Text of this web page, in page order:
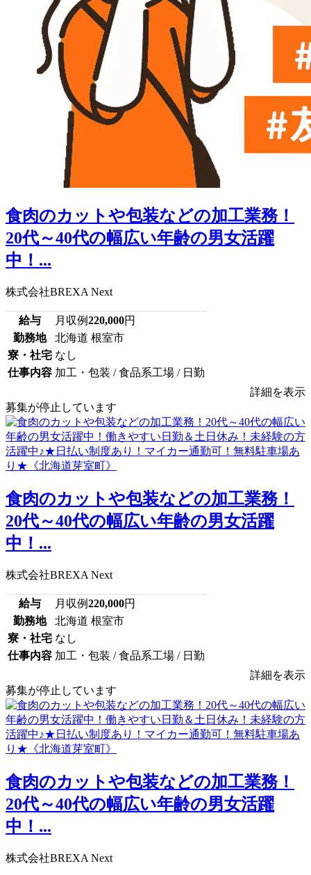
食肉のカットや包装などの加工業務！
20代～40代の幅広い年齢の男女活躍
中！...
株式会社BREXA Next
給与 月収例220,000円
勤務地
北海道 根室市
寮・社宅 なし
仕事内容 加工・包装 / 食品系工場 / 日勤
詳細を表示
募集が停止しています
食肉のカットや包装などの加工業務！
20代～40代の幅広い年齢の男女活躍
中！...
株式会社BREXA Next
給与 月収例220,000円
勤務地
北海道 根室市
寮・社宅 なし
仕事内容 加工・包装 / 食品系工場 / 日勤
詳細を表示
募集が停止しています
食肉のカットや包装などの加工業務！
20代～40代の幅広い年齢の男女活躍
中！...
株式会社BREXA Next